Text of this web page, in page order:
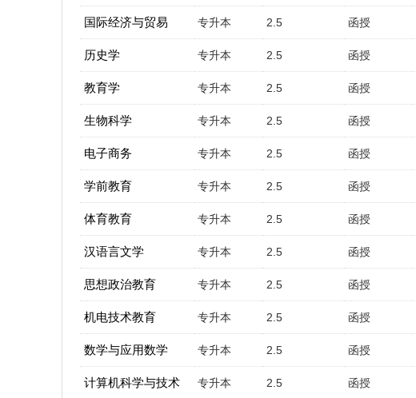
国际经济与贸易 专升本 2.5 函授
历史学 专升本 2.5 函授
教育学 专升本 2.5 函授
生物科学 专升本 2.5 函授
电子商务 专升本 2.5 函授
学前教育 专升本 2.5 函授
体育教育 专升本 2.5 函授
汉语言文学 专升本 2.5 函授
思想政治教育 专升本 2.5 函授
机电技术教育 专升本 2.5 函授
数学与应用数学 专升本 2.5 函授
计算机科学与技术 专升本 2.5 函授